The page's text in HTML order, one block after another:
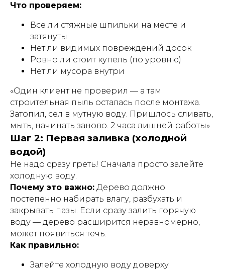
Что проверяем:
Все ли стяжные шпильки на месте и
затянуты
Нет ли видимых повреждений досок
Ровно ли стоит купель (по уровню)
Нет ли мусора внутри
«Один клиент не проверил — а там
строительная пыль осталась после монтажа.
Затопил, сел в мутную воду. Пришлось сливать,
мыть, начинать заново. 2 часа лишней работы»
Шаг 2: Первая заливка (холодной
водой)
Не надо сразу греть! Сначала просто залейте
холодную воду.
Почему это важно: Дерево должно
постепенно набирать влагу, разбухать и
закрывать пазы. Если сразу залить горячую
воду — дерево расширится неравномерно,
может появиться течь.
Как правильно:
Залейте холодную воду доверху